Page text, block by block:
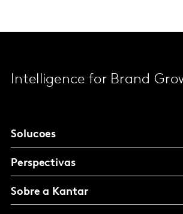
Intelligence for Brand
Solucoes
Perspectivas
Sobre a Kantar